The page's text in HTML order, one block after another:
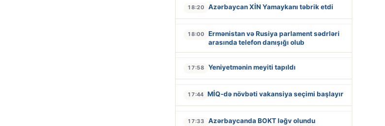
18:20 Azərbaycan XİN Yamaykanı təbrik etdi
18:00
Ermənistan və Rusiya parlament sədrləri
arasında telefon danışığı olub
17:58 Yeniyetmənin meyiti tapıldı
17:44 MİQ-də növbəti vakansiya seçimi başlayır
17:33 Azərbaycanda BOKT ləğv olundu